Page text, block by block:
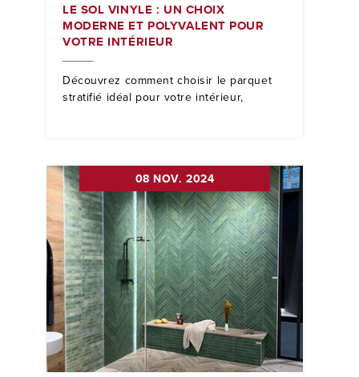
LE SOL VINYLE : UN CHOIX
MODERNE ET POLYVALENT POUR
VOTRE INTÉRIEUR
Découvrez comment choisir le parquet
stratifié idéal pour votre intérieur,
08 NOV. 2024